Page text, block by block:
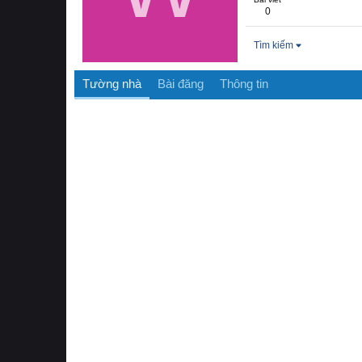
0
Tìm kiếm
Tường nhà Bài đăng Thông tin